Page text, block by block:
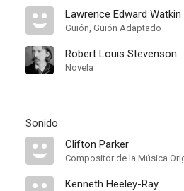
Lawrence Edward Watkin
Guión, Guión Adaptado
Robert Louis Stevenson
Novela
Sonido
Clifton Parker
Compositor de la Música
Kenneth Heeley-Ray